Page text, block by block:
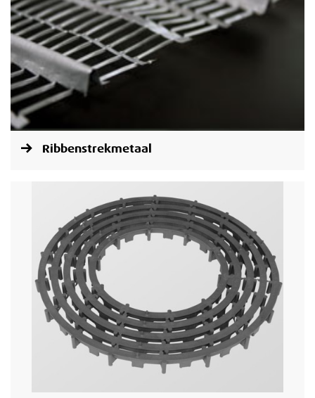
Ribbenstrekmetaal